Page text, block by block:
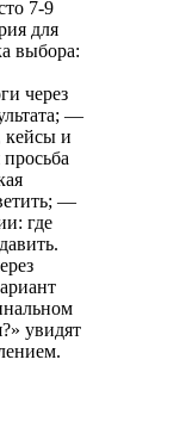
7-9
для
выбора:
через
—
кейсы и
—
где
увидят